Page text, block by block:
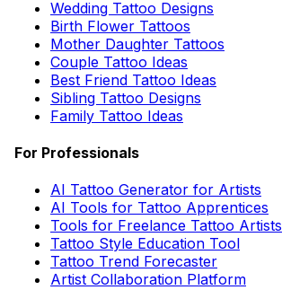
Wedding Tattoo Designs
Birth Flower Tattoos
Mother Daughter Tattoos
Couple Tattoo Ideas
Best Friend Tattoo Ideas
Sibling Tattoo Designs
Family Tattoo Ideas
For Professionals
AI Tattoo Generator for Artists
AI Tools for Tattoo Apprentices
Tools for Freelance Tattoo Artists
Tattoo Style Education Tool
Tattoo Trend Forecaster
Artist Collaboration Platform